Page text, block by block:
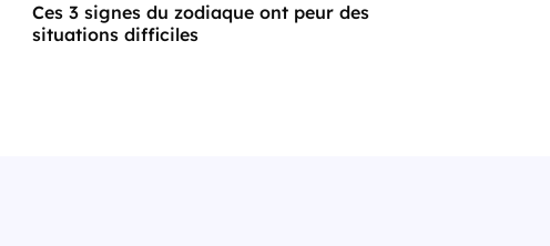
Ces 3 signes du zodiaque ont peur des
situations difficiles